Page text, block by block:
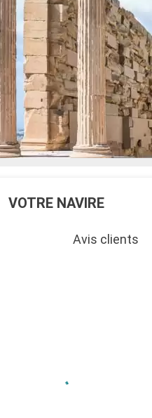
VOTRE NAVIRE
Avis clients